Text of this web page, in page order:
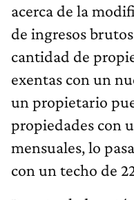
acerca de la
de ingresos
cantidad de
exentas con un
un propietario
propiedades con
mensuales, lo
con un techo de